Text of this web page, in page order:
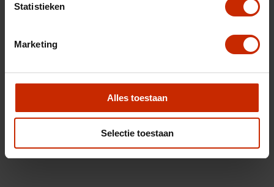
Statistieken
Marketing
Alles toestaan
Selectie toestaan